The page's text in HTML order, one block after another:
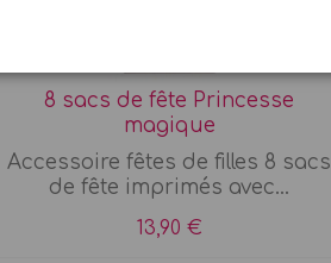
8 sacs de fête Princesse
magique
Accessoire fêtes de filles 8 sacs
de fête imprimés avec...
13,90 €